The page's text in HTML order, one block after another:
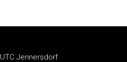
UTC Jennersdorf